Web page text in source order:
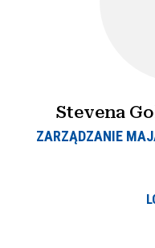
Stevena
ZARZĄDZANIE